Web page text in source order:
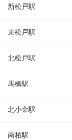
新松戸駅
東松戸駅
北松戸駅
馬橋駅
北小金駅
南柏駅